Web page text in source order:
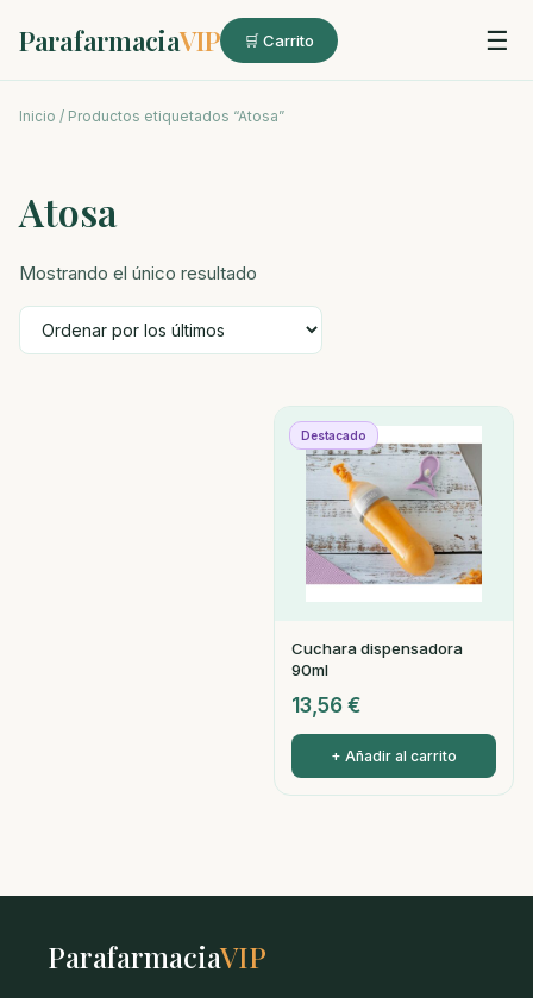
ParafarmaciaVIP 🛒 Carrito ☰
Inicio / Productos etiquetados “Atosa”
Atosa
Mostrando el único resultado
Destacado
Cuchara dispensadora
90ml
13,56 €
+ Añadir al carrito
ParafarmaciaVIP